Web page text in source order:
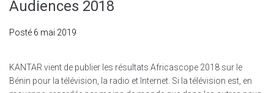
Audiences 2018
Posté 6 mai 2019
KANTAR vient de publier les résultats Africascope 2018 sur le
Bénin pour la télévision, la radio et Internet. Si la télévision est, en